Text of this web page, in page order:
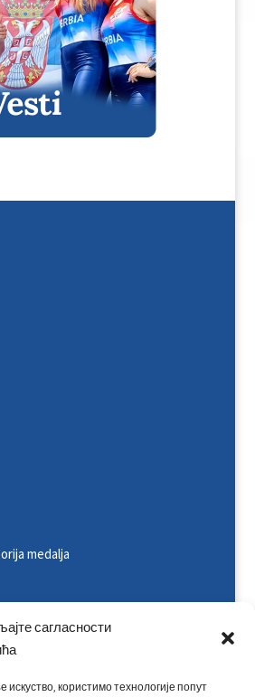
сагласности
користимо технологије попут
medalja
federacija (ICF)
asocijacija (ECA)
takmičenjima